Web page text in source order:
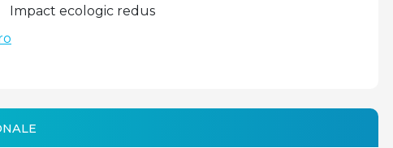
Impact ecologic redus